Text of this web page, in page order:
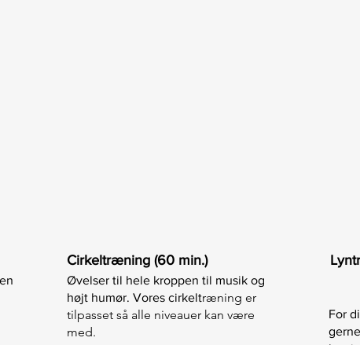
Cirkeltræning (60 min.)
Øvelser til hele kroppen til musik og
højt humør. Vores cirkeltræning er
tilpasset så alle niveauer kan være
med.
For